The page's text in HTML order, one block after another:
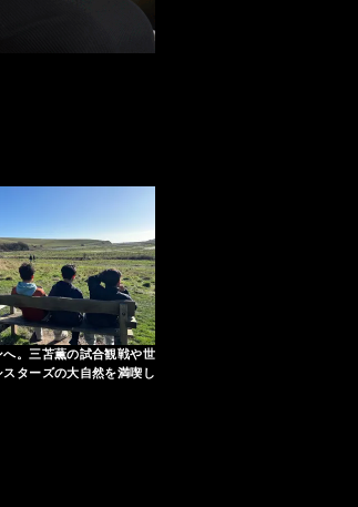
へ。三苫薫の試合観戦や世
ターズの大自然を満喫し